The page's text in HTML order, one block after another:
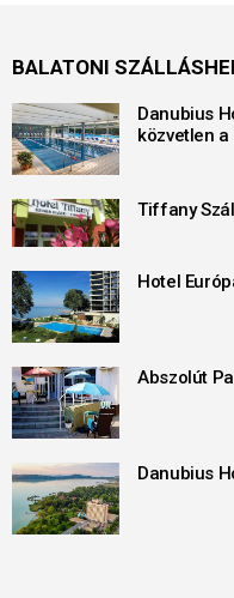
BALATONI
Danubius
közvetlen
Tiffany
Hotel
Abszolút
Danubius